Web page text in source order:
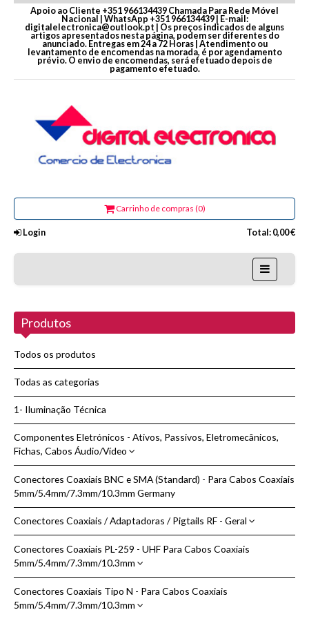
Apoio ao Cliente +351 966134439 Chamada Para Rede Móvel
Nacional | WhatsApp +351 966134439 | E-mail:
digitalelectronica@outlook.pt | Os preços indicados de alguns
artigos apresentados nesta página, podem ser diferentes do
anunciado. Entregas em 24 a 72 Horas | Atendimento ou
levantamento de encomendas na morada, é por agendamento
prévio. O envio de encomendas, será efetuado depois de
pagamento efetuado.
Carrinho de compras (0)
Login Total: 0,00 €
Novidades
Sobre nós
Contactos
Pesquisar
Produtos
Todos os produtos
Todas as categorias
1- Iluminação Técnica
Componentes Eletrónicos - Ativos, Passivos, Eletromecânicos,
Fichas, Cabos Áudio/Vídeo
Adaptadores de Áudio/Vídeo
Cabos de Áudio/Vídeo - HDMI
Dissipação Térmica
Fichas | Conectores
Adaptadores | Conectores DC
Pontas de Prova + Crocodilos e Bananas
Conectores Coaxiais BNC e SMA (Standard) - Para Cabos Coaxiais
5mm/5.4mm/7.3mm/10.3mm Germany
Conectores Coaxiais / Adaptadoras / Pigtails RF - Geral
Adaptadoras Coaxiais RF - Varios Modelos
Cabos Coaxiais Adaptadores - Pigtails RF | WIFI
Cabos Coaxiais Adaptadores e Pigtails WIFI Reverse e Standard - Geral
Conectores Coaxiais PL-259 - UHF Para Cabos Coaxiais
5mm/5.4mm/7.3mm/10.3mm
Conectores Coaxiais PL-259 - UHF Cabos Coaxiais 5/5.4/7.3/10.3mm
Marca Kabel Kusch
Conectores Coaxiais Tipo N - Para Cabos Coaxiais
5mm/5.4mm/7.3mm/10.3mm